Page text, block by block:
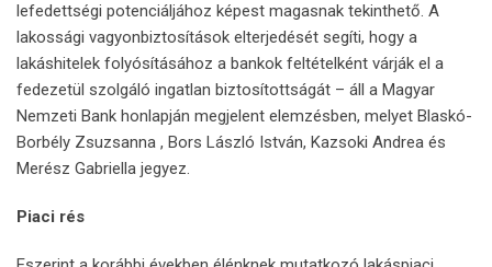
lefedettségi potenciáljához képest magasnak tekinthető. A
lakossági vagyonbiztosítások elterjedését segíti, hogy a
lakáshitelek folyósításához a bankok feltételként várják el a
fedezetül szolgáló ingatlan biztosítottságát – áll a Magyar
Nemzeti Bank honlapján megjelent elemzésben, melyet Blaskó-
Borbély Zsuzsanna , Bors László István, Kazsoki Andrea és
Merész Gabriella jegyez.
Piaci rés